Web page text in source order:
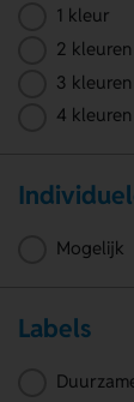
1 kleur
2 kleuren
3 kleuren
4 kleuren
Mogelijk
Labels